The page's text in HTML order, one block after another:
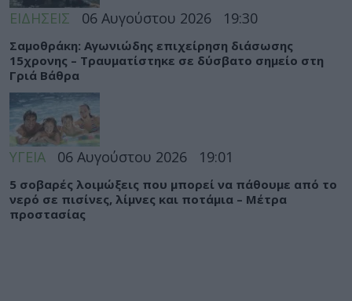
ΕΙΔΗΣΕΙΣ 06 Αυγούστου 2026 19:30
Σαμοθράκη: Αγωνιώδης επιχείρηση διάσωσης
15χρονης – Τραυματίστηκε σε δύσβατο σημείο στη
Γριά Βάθρα
ΥΓΕΙΑ 06 Αυγούστου 2026 19:01
5 σοβαρές λοιμώξεις που μπορεί να πάθουμε από το
νερό σε πισίνες, λίμνες και ποτάμια – Μέτρα
προστασίας